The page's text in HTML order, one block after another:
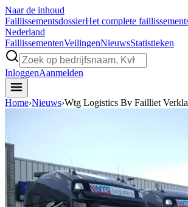
Naar de inhoud
FaillissementsdossierHet complete
Nederland
FaillissementenVeilingenNieuwsStatistieken
InloggenAanmelden
Home›Nieuws›Wtg Logistics Bv Failliet